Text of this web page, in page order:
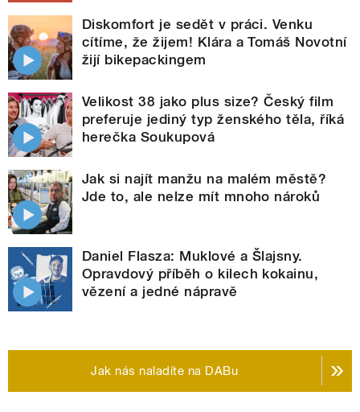
Diskomfort je sedět v práci. Venku
cítíme, že žijem! Klára a Tomáš Novotní
žijí bikepackingem
Velikost 38 jako plus size? Český film
preferuje jediný typ ženského těla, říká
herečka Soukupová
Jak si najít manžu na malém městě?
Jde to, ale nelze mít mnoho nároků
Daniel Flasza: Muklové a Šlajsny.
Opravdový příběh o kilech kokainu,
vězení a jedné nápravě
Jak nás naladíte na DABu